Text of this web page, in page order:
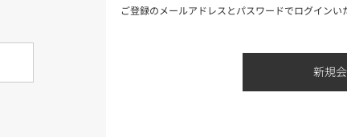
ご登録のメールアドレスとパスワードでログイン